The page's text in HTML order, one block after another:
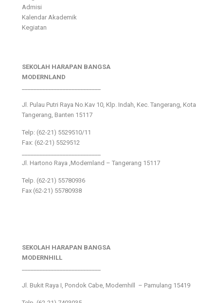
Admisi
Kalendar Akademik
Kegiatan
SEKOLAH HARAPAN BANGSA
MODERNLAND
Jl. Pulau Putri Raya No.Kav 10, Klp. Indah, Kec. Tangerang, Kota
Tangerang, Banten 15117
Telp: (62-21) 5529510/11
Fax: (62-21) 5529512
Jl. Hartono Raya ,Modernland – Tangerang 15117
Telp. (62-21) 55780936
Fax (62-21) 55780938
SEKOLAH HARAPAN BANGSA
MODERNHILL
Jl. Bukit Raya I, Pondok Cabe, Modernhill – Pamulang 15419